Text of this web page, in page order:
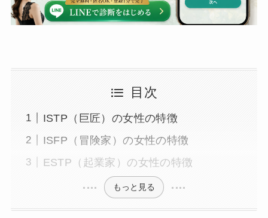
目次
ISTP（巨匠）の女性の特徴
ISFP（冒険家）の女性の特徴
ESTP（起業家）の女性の特徴
もっと見る